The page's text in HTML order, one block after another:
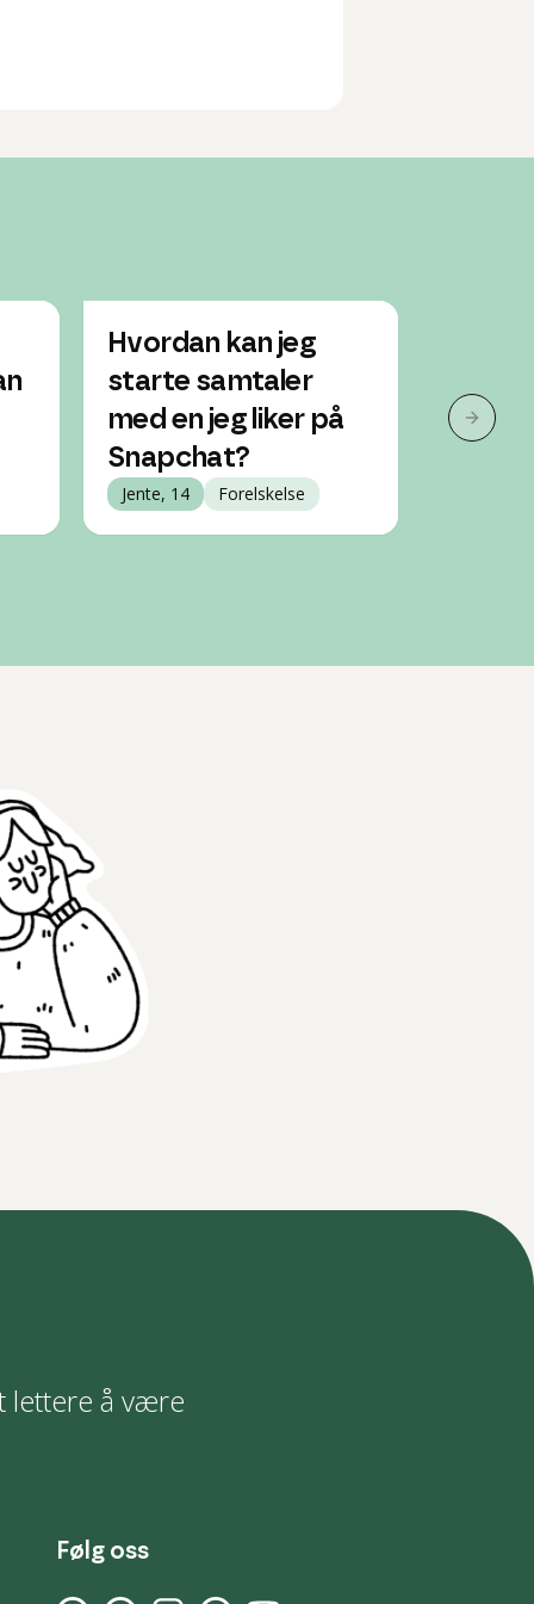
Hvordan kan jeg
starte samtaler
med en jeg liker på
Snapchat?
Jente, 14 Forelskelse
Neste
lettere å være
Følg oss